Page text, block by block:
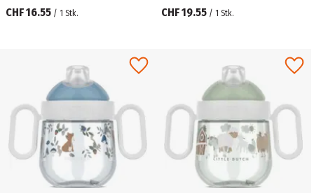
CHF 16.55 / 1 Stk. CHF 19.55 / 1 Stk.